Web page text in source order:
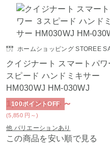
ホームショッピング STOREE
クイジナート スマートパワ
スピード ハンドミキサー
HM030WJ HM-030WJ
1,300 ポイント ～
(5,850 円 ～)
100ポイントOFF
他 バリエーションあり
この商品を安い順で見る